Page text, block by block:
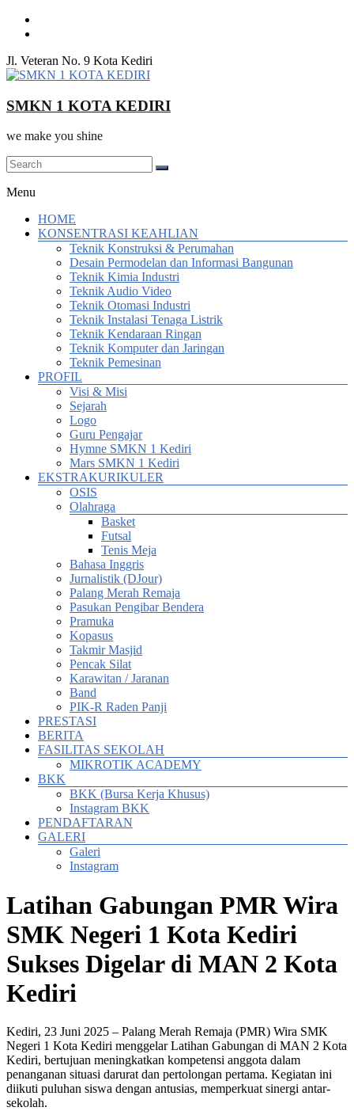
Skip
Jl. Veteran No. 9 Kota Kediri
SMKN 1 KOTA KEDIRI
we make you shine
Menu
HOME
KONSENTRASI KEAHLIAN
Teknik Konstruksi & Perumahan
Desain Permodelan dan Informasi Bangunan
Teknik Kimia Industri
Teknik Audio Video
Teknik Otomasi Industri
Teknik Instalasi Tenaga Listrik
Teknik Kendaraan Ringan
Teknik Komputer dan Jaringan
Teknik Pemesinan
PROFIL
Visi & Misi
Sejarah
Logo
Guru Pengajar
Hymne SMKN 1 Kediri
Mars SMKN 1 Kediri
EKSTRAKURIKULER
OSIS
Olahraga
Basket
Futsal
Tenis Meja
Bahasa Inggris
Jurnalistik (DJour)
Palang Merah Remaja
Pasukan Pengibar Bendera
Pramuka
Kopasus
Takmir Masjid
Pencak Silat
Karawitan / Jaranan
Band
PIK-R Raden Panji
PRESTASI
BERITA
FASILITAS SEKOLAH
MIKROTIK ACADEMY
BKK
BKK (Bursa Kerja Khusus)
Instagram BKK
PENDAFTARAN
GALERI
Galeri
Instagram
Latihan Gabungan PMR Wira
SMK Negeri 1 Kota Kediri
Sukses Digelar di MAN 2 Kota
Kediri
Kediri, 23 Juni 2025 – Palang Merah Remaja (PMR) Wira SMK
Negeri 1 Kota Kediri menggelar Latihan Gabungan di MAN 2 Kota
Kediri, bertujuan meningkatkan kompetensi anggota dalam
penanganan situasi darurat dan pertolongan pertama. Kegiatan ini
diikuti puluhan siswa dengan antusias, memperkuat sinergi antar-
sekolah.